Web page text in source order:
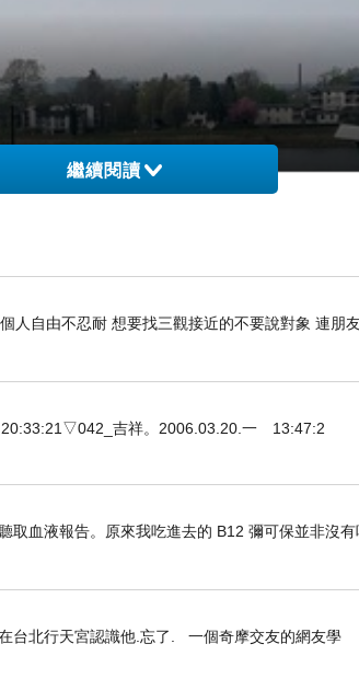
繼續閱讀
人自由不忍耐 想要找三觀接近的不要說對象 連朋
吉祥。2006.03.20.一 13:47:2
血液報告。原來我吃進去的 B12 彌可保並非沒
台北行天宮認識他.忘了. 一個奇摩交友的網友學